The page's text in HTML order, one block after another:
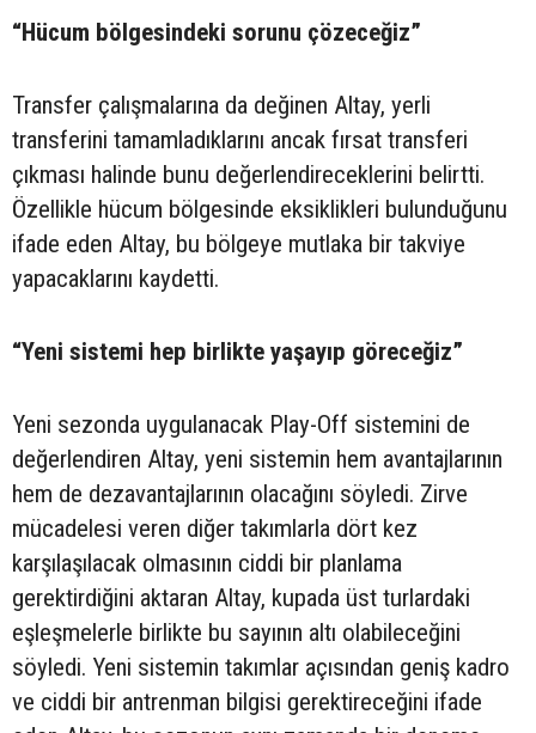
“Hücum bölgesindeki sorunu çözeceğiz”
Transfer çalışmalarına da değinen Altay, yerli
transferini tamamladıklarını ancak fırsat transferi
çıkması halinde bunu değerlendireceklerini belirtti.
Özellikle hücum bölgesinde eksiklikleri bulunduğunu
ifade eden Altay, bu bölgeye mutlaka bir takviye
yapacaklarını kaydetti.
“Yeni sistemi hep birlikte yaşayıp göreceğiz”
Yeni sezonda uygulanacak Play-Off sistemini de
değerlendiren Altay, yeni sistemin hem avantajlarının
hem de dezavantajlarının olacağını söyledi. Zirve
mücadelesi veren diğer takımlarla dört kez
karşılaşılacak olmasının ciddi bir planlama
gerektirdiğini aktaran Altay, kupada üst turlardaki
eşleşmelerle birlikte bu sayının altı olabileceğini
söyledi. Yeni sistemin takımlar açısından geniş kadro
ve ciddi bir antrenman bilgisi gerektireceğini ifade